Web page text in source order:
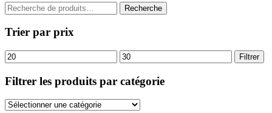
Recherche
pour :
Recherche
Trier par prix
Prix
min
Prix
max
Filtrer
Filtrer les produits par catégorie